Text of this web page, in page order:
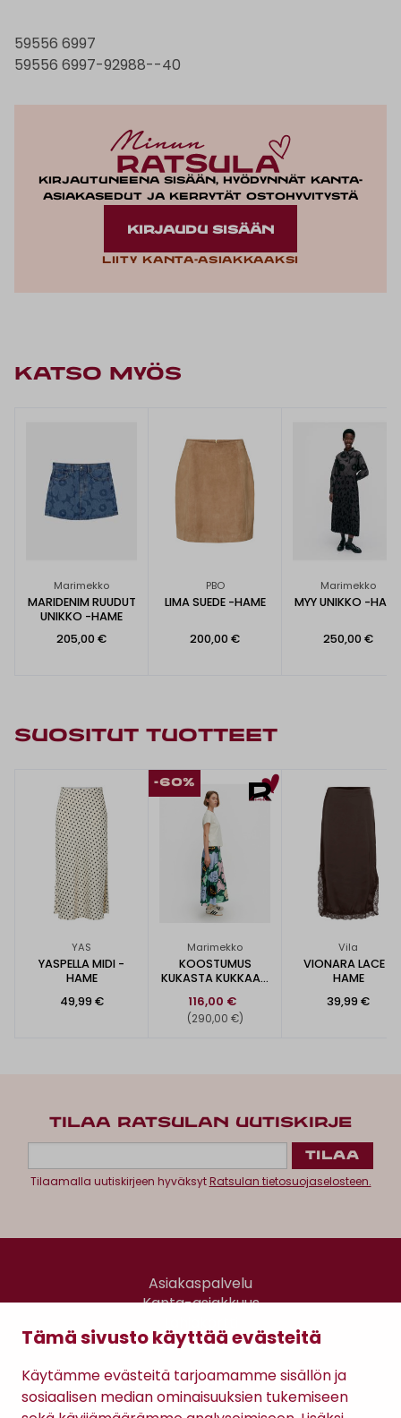
Tämä sivusto käyttää evästeitä
Käytämme evästeitä tarjoamamme sisällön ja
sosiaalisen median ominaisuuksien tukemiseen
59556 6997
59556 6997-92988--40
Kirjautuneena sisään, hyödynnät kanta-
asiakasedut ja kerrytät ostohyvitystä
KIRJAUDU SISÄÄN
Liity kanta-asiakkaaksi
KATSO MYÖS
Marimekko
MARIDENIM RUUDUT
UNIKKO -HAME
205,00 €
PBO
LIMA SUEDE -HAME
200,00 €
Marimekko
MYY UNIKKO -HAME
250,00 €
SUOSITUT TUOTTEET
YAS
YASPELLA MIDI -
HAME
49,99 €
-60%
Marimekko
KOOSTUMUS
KUKASTA KUKKAAN
116,00 €
(290,00 €)
Vila
VIONARA LACE -
HAME
39,99 €
TILAA RATSULAN UUTISKIRJE
Tilaamalla uutiskirjeen hyväksytRatsulan tietosuojaselosteen.
Asiakaspalvelu
Kanta-asiakkuus
Gomee Ratsula Café
Sopimusehdot
Tietosuojaseloste